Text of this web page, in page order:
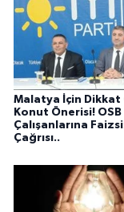
Malatya İçin Dikkat
Konut Önerisi! OSB
Çalışanlarına
Çağrısı..